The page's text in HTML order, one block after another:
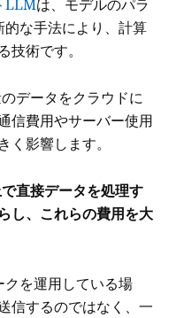
LLMは、モデルのパラ
な手法により、計算
術です。
データをクラウドに
信費用やサーバー使用
影響します。
直接データを処理す
し、これらの費用を大
を運用している場
信するのではなく、一